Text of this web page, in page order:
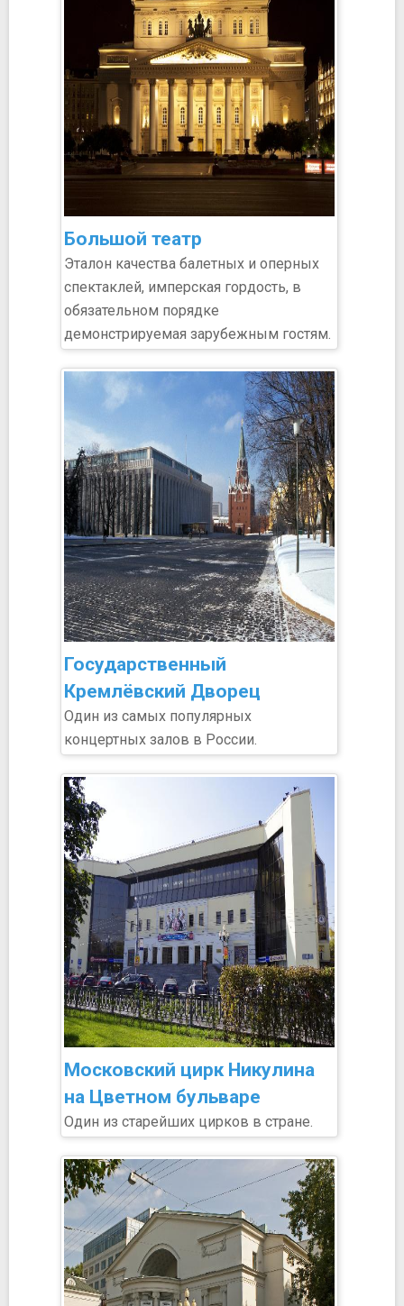
Большой театр
Эталон качества балетных и оперных
спектаклей, имперская гордость, в
обязательном порядке
демонстрируемая зарубежным гостям.
Государственный
Кремлёвский Дворец
Один из самых популярных
концертных залов в России.
Московский цирк Никулина
на Цветном бульваре
Один из старейших цирков в стране.